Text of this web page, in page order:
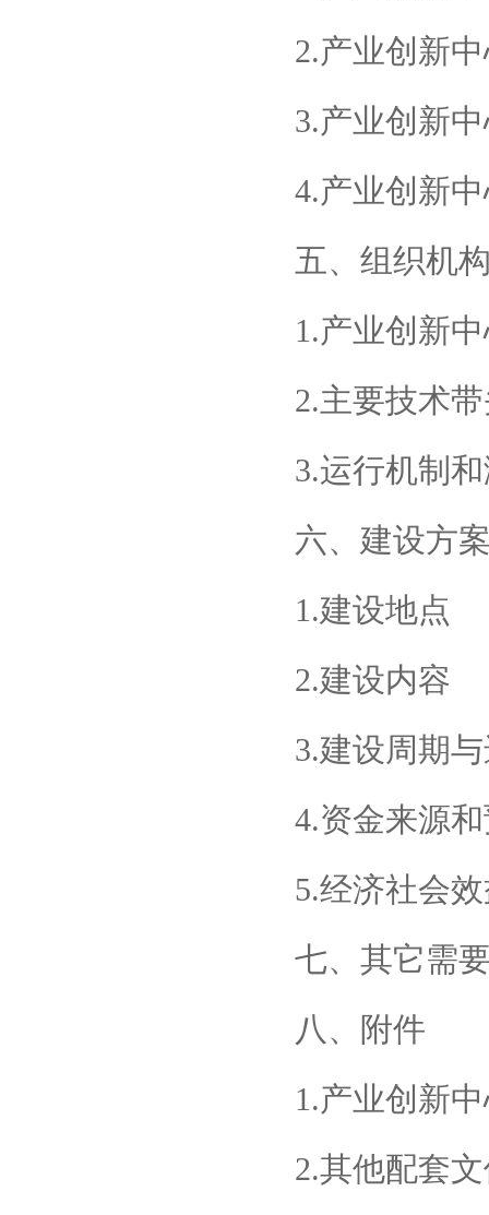
2.产业创新
3.产业创新
4.产业创新
五、组织机
1.产业创新
2.主要技术
3.运行机制
六、建设方
1.建设地点
2.建设内容
3.建设周期
4.资金来源
5.经济社会
七、其它需
八、附件
1.产业创新
2.其他配套